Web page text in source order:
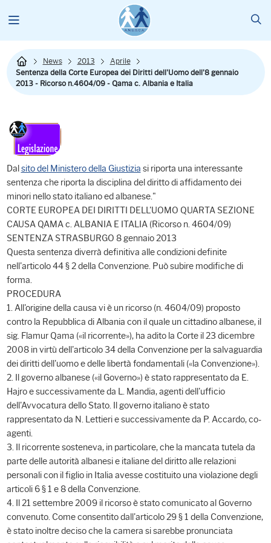
News 2013
Aprile
Sentenza della Corte Europea dei Diritti dell'Uomo dell'8 gennaio
2013 - Ricorso n.4604/09 - Qama c. Albania e Italia
Dalsito del Ministero della Giustizia si riporta una interessante
sentenza che riporta la disciplina del diritto di affidamento dei
minori nello stato italiano ed albanese."
CORTE EUROPEA DEI DIRITTI DELL'UOMO QUARTA SEZIONE
CAUSA QAMA c. ALBANIA E ITALIA (Ricorso n. 4604/09)
SENTENZA STRASBURGO 8 gennaio 2013
Questa sentenza diverrà definitiva alle condizioni definite
nell'articolo 44 § 2 della Convenzione. Può subire modifiche di
forma.
PROCEDURA
1. All'origine della causa vi è un ricorso (n. 4604/09) proposto
contro la Repubblica di Albania con il quale un cittadino albanese, il
sig. Flamur Qama («il ricorrente»), ha adito la Corte il 23 dicembre
2008 in virtù dell'articolo 34 della Convenzione per la salvaguardia
dei diritti dell'uomo e delle libertà fondamentali («la Convenzione»).
2. Il governo albanese («il Governo») è stato rappresentato da E.
Hajro e successivamente da L. Mandia, agenti dell'ufficio
dell'Avvocatura dello Stato. Il governo italiano è stato
rappresentato da N. Lettieri e successivamente da P. Accardo, co-
agenti.
3. Il ricorrente sosteneva, in particolare, che la mancata tutela da
parte delle autorità albanesi e italiane del diritto alle relazioni
personali con il figlio in Italia avesse costituito una violazione degli
articoli 6 § 1 e 8 della Convenzione.
4. Il 21 settembre 2009 il ricorso è stato comunicato al Governo
convenuto. Come consentito dall'articolo 29 § 1 della Convenzione,
è stato inoltre deciso che la camera si sarebbe pronunciata